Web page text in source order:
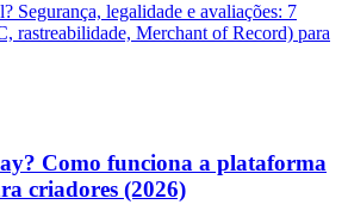
Segurança, legalidade e avaliações: 7
rastreabilidade, Merchant of Record) para
Como funciona a plataforma
criadores (2026)